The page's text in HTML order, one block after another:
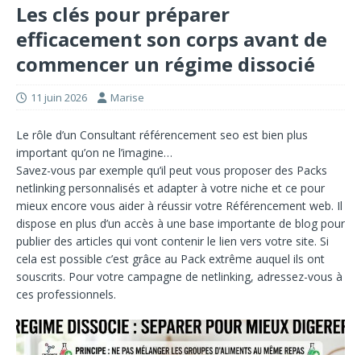
Les clés pour préparer
efficacement son corps avant de
commencer un régime dissocié
11 juin 2026 Marise
Le rôle d’un Consultant référencement seo est bien plus
important qu’on ne l’imagine…
Savez-vous par exemple qu’il peut vous proposer des Packs
netlinking personnalisés et adapter à votre niche et ce pour
mieux encore vous aider à réussir votre Référencement web. Il
dispose en plus d’un accès à une base importante de blog pour
publier des articles qui vont contenir le lien vers votre site. Si
cela est possible c’est grâce au Pack extrême auquel ils ont
souscrits. Pour votre campagne de netlinking, adressez-vous à
ces professionnels.